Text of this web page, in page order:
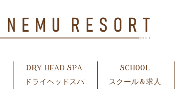
DRY HEAD SPA
ドライヘッドスパ
SCHOOL
スクール＆求人